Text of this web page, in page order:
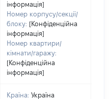
інформація]
Номер корпусу/секції/
блоку: [Конфіденційна
інформація]
Номер квартири/
кімнати/гаражу:
[Конфіденційна
інформація]
Країна: Україна